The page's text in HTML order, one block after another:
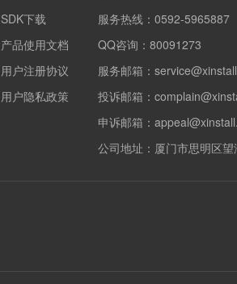
SDK下载
产品使用文档
用户注册协议
用户隐私政策
服务热线：0592-5965887
QQ咨询：80091273
服务邮箱：
投诉邮箱：
申诉邮箱：
公司地址：厦门市思明区